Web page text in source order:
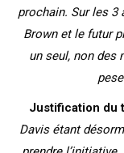
prochain. Sur les 3
Brown et le futur
un seul, non des
Justification du
Davis étant